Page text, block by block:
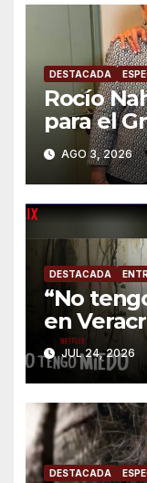
DESTACADA
Rocío
para el
AGO 3, 2026
DESTACADA
“No
en
México
JUL 24, 2026
DESTACADA